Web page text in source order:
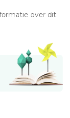
over dit